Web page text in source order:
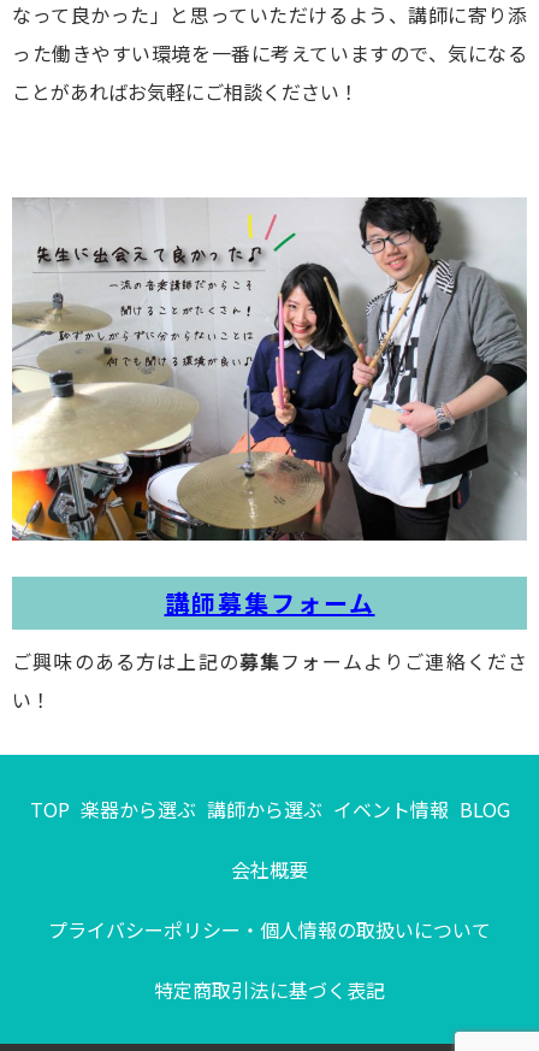
なって良かった」と思っていただけるよう、講師に寄り添
った働きやすい環境を一番に考えていますので、気になる
ことがあればお気軽にご相談ください！
講師募集フォーム
ご興味のある方は上記の募集フォームよりご連絡くださ
い！
TOP 楽器から選ぶ 講師から選ぶ イベント情報 BLOG
会社概要
プライバシーポリシー・個人情報の取扱いについて
特定商取引法に基づく表記